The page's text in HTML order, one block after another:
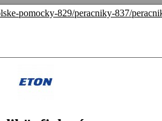
pomocky-829/peracniky-837/